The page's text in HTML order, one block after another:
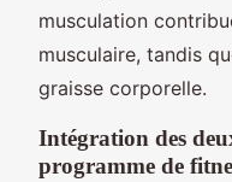
musculation
musculaire, tandis
graisse corporelle.
Intégration des
programme de